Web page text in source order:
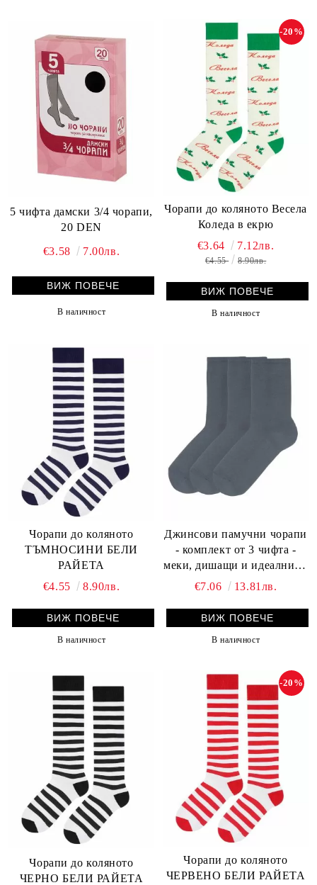
5 чифта дамски 3/4 чорапи,
20 DEN
€3.58
7.00лв.
ВИЖ ПОВЕЧЕ
В наличност
Чорапи до коляното Весела
Коледа в екрю
-20%
€3.64 7.12лв.
€4.55 8.90лв.
ВИЖ ПОВЕЧЕ
В наличност
Чорапи до коляното
ТЪМНОСИНИ БЕЛИ
РАЙЕТА
€4.55
8.90лв.
ВИЖ ПОВЕЧЕ
В наличност
Джинсови памучни чорапи
- комплект от 3 чифта -
меки, дишащи и идеални за
ежедневно носене!
€7.06 13.81лв.
ВИЖ ПОВЕЧЕ
В наличност
Чорапи до коляното
ЧЕРНО БЕЛИ РАЙЕТА
Чорапи до коляното
ЧЕРВЕНО БЕЛИ РАЙЕТА
-20%